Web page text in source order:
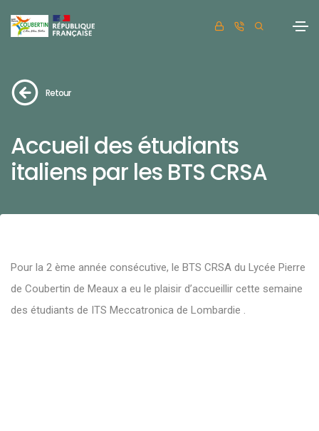
Retour
Accueil des étudiants
italiens par les BTS CRSA
Pour la 2 ème année consécutive, le BTS CRSA du Lycée Pierre
de Coubertin de Meaux a eu le plaisir d’accueillir cette semaine
des étudiants de ITS Meccatronica de Lombardie .